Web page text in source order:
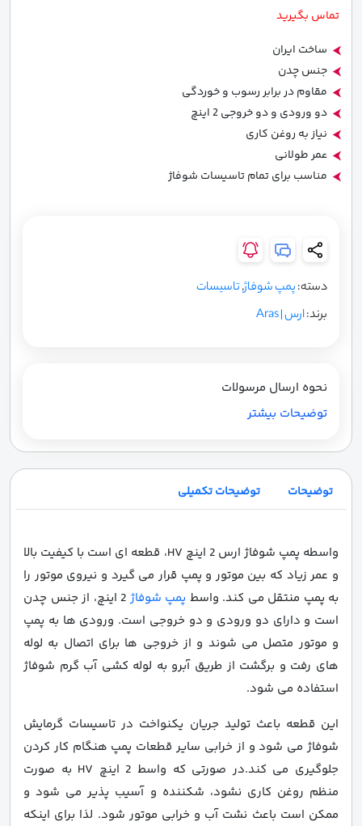
تماس بگیرید
ساخت ایران
جنس چدن
مقاوم در برابر رسوب و خوردگی
دو ورودی و دو خروجی 2 اینچ
نیاز به روغن کاری
عمر طولانی
مناسب برای تمام تاسیسات شوفاژ
دسته:پمپ شوفاژ,تاسیسات
برند:ارس | Aras
نحوه ارسال مرسولات
توضیحات بیشتر
توضیحات توضیحات تکمیلی
واسطه پمپ شوفاژ ارس 2 اینچ HV، قطعه ای است با کیفیت بالا
و عمر زیاد که بین موتور و پمپ قرار می گیرد و نیروی موتور را
به پمپ منتقل می کند. واسط پمپ شوفاژ
2 اینچ، از جنس چدن
است و دارای دو ورودی و دو خروجی است. ورودی ها به پمپ
و موتور متصل می شوند و از خروجی ها برای اتصال به لوله
های رفت و برگشت از طریق آبرو به لوله کشی آب گرم شوفاژ
استفاده می شود.
این قطعه باعث تولید جریان یکنواخت در تاسیسات گرمایش
شوفاژ می شود و از خرابی سایر قطعات پمپ هنگام کار کردن
جلوگیری می کند.در صورتی که واسط 2 اینچ HV به صورت
منظم روغن کاری نشود، شکننده و آسیب پذیر می شود و
ممکن است باعث نشت آب و خرابی موتور شود. لذا برای اینکه